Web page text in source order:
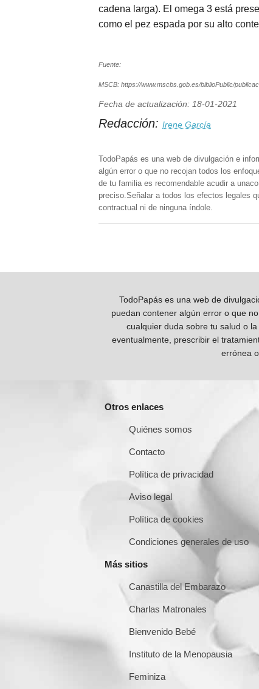
cadena larga). El omega 3 está
como el pez espada por su alto
Fuente:
MSCB: https://www.mscbs.gob.es/biblioPublic/
Fecha de actualización: 18-01-2021
Redacción: Irene García
TodoPapás es una web de divulgación e
algún error o que no recojan todos los
de tu familia es recomendable acudir a
preciso.Señalar a todos los efectos legales
contractual ni de ninguna índole.
TodoPapás es una web de
puedan contener algún error o que
cualquier duda sobre tu salud o
eventualmente, prescribir el
errónea
Otros enlaces
Quiénes somos
Contacto
Política de privacidad
Aviso legal
Política de cookies
Condiciones generales de uso
Más sitios
Canastilla del Embarazo
Charlas Matronales
Bienvenido Bebé
Instituto de la Menopausia
Feminiza